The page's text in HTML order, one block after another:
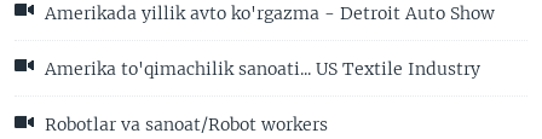
Amerikada yillik avto ko'rgazma - Detroit Auto Show
Amerika to'qimachilik sanoati... US Textile Industry
Robotlar va sanoat/Robot workers